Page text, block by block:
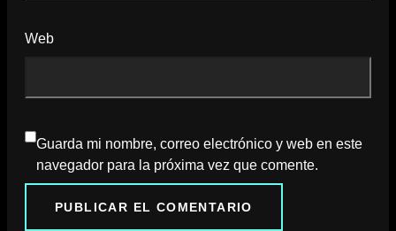
Web
Guarda mi nombre, correo electrónico y web en este
navegador para la próxima vez que comente.